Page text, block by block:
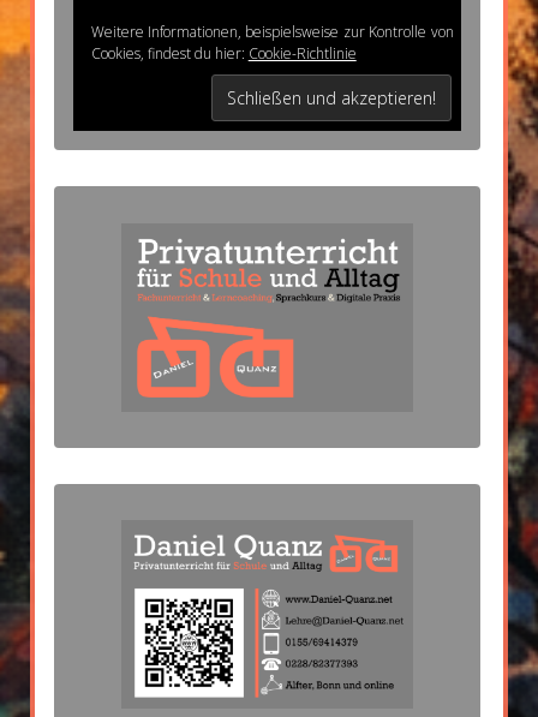
Weitere Informationen, beispielsweise zur Kontrolle von
Cookies, findest du hier: Cookie-Richtlinie